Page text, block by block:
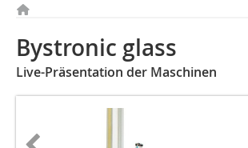
Bystronic glass
Live-Präsentation der Maschinen